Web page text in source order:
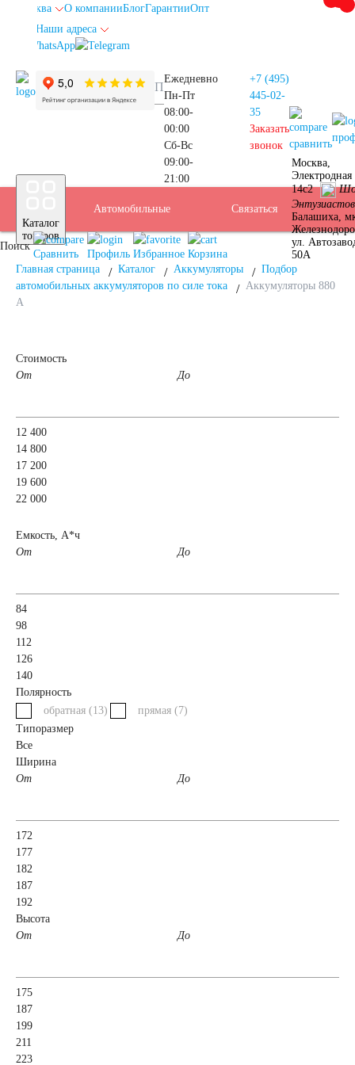
Москва О компанииБлогГарантииОпт
Наши адреса
Ежедневно
Пн-Пт
08:00-
00:00
Сб-Вс
09:00-
21:00
+7 (495)
445-02-
35
Заказать
звонок сравнить
Каталог
товаров
Автомобильные
аккумуляторы
55 А/ч
Подбор
АКБ
Услуги
Бренды
Доставка
Оплата
Б/У
АКБ
Контакты
Связаться Москва
Москва,
14с2
Энтузиастов
Балашиха,
ул.
50А
Поиск
Сравнить Профиль Избранное Корзина
Главная страница
Каталог Аккумуляторы
Подбор
автомобильных аккумуляторов по силе тока
Аккумуляторы 880
А
Стоимость
От
До
12 400
14 800
17 200
19 600
22 000
Емкость, А*ч
От
До
84
98
112
126
140
Полярность
обратная (13) прямая (7)
Типоразмер
Все
Ширина
От
До
172
177
182
187
192
Высота
От
До
175
187
199
211
223